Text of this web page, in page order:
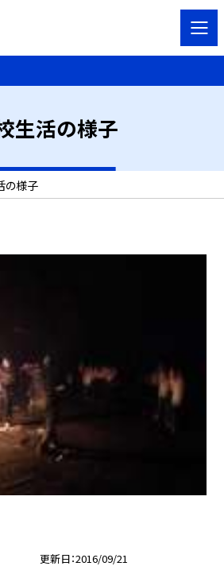
生活の様子
の様子
更新日 2016/09/21